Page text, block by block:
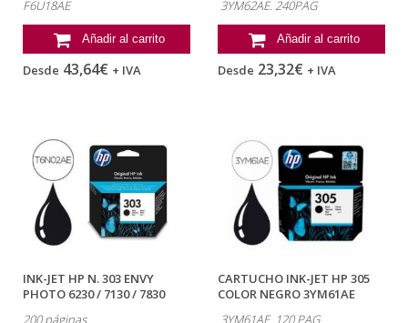
F6U18AE
Añadir al carrito
Desde 43,64€ + IVA
3YM62AE. 240PAG
Añadir al carrito
Desde 23,32€ + IVA
INK-JET HP N. 303 ENVY
PHOTO 6230 / 7130 / 7830
200 páginas.
CARTUCHO INK-JET HP 305
COLOR NEGRO 3YM61AE
3YM61AE. 120 PAG